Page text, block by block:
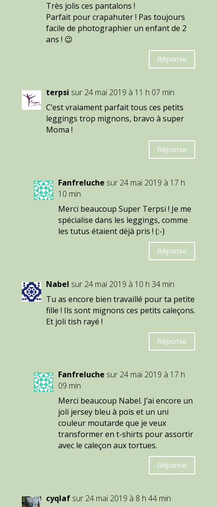
Très jolis ces pantalons !
Parfait pour crapahuter ! Pas toujours
facile de photographier un enfant de 2
ans ! 😉
Réponse
terpsi sur 24 mai 2019 à 11 h 07 min
C’est vraiament parfait tous ces petits
leggings trop mignons, bravo à super
Moma !
Réponse
Fanfreluche sur 24 mai 2019 à 17 h
10 min
Merci beaucoup Super Terpsi ! Je me
spécialise dans les leggings, comme
les tutus étaient déjà pris ! (:-)
Réponse
Nabel sur 24 mai 2019 à 10 h 34 min
Tu as encore bien travaillé pour ta petite
fille ! Ils sont mignons ces petits caleçons.
Et joli tish rayé !
Réponse
Fanfreluche sur 24 mai 2019 à 17 h
09 min
Merci beaucoup Nabel. J’ai encore un
joli jersey bleu à pois et un uni
couleur moutarde que je veux
transformer en t-shirts pour assortir
avec le caleçon aux tortues.
Réponse
cyqlaf sur 24 mai 2019 à 8 h 44 min